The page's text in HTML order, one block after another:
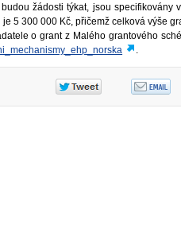
žádosti týkat, jsou
5 300 000 Kč, přičemž celková výše
o grant z Malého grantového